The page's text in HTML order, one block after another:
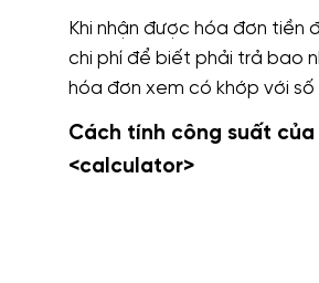
Khi nhận được hóa đơn tiền
chi phí để biết phải trả bao
hóa đơn xem có khớp với
Cách tính công suất
<calculator>